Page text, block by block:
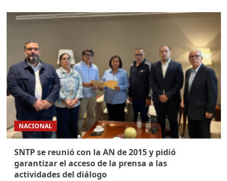
NACIONAL
SNTP se reunió con la AN de 2015 y pidió
garantizar el acceso de la prensa a las
actividades del diálogo